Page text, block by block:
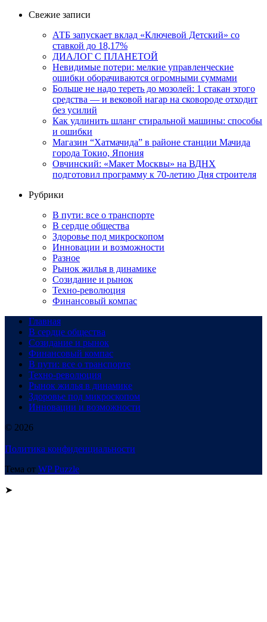
Свежие записи
АТБ запускает вклад «Ключевой Детский» со
ставкой до 18,17%
ДИАЛОГ С ПЛАНЕТОЙ
Невидимые потери: мелкие управленческие
ошибки оборачиваются огромными суммами
Больше не надо тереть до мозолей: 1 стакан этого
средства — и вековой нагар на сковороде отходит
без усилий
Как удлинить шланг стиральной машины: способы
и ошибки
Магазин “Хатмачида” в районе станции Мачида
города Токио, Япония
Овчинский: «Макет Москвы» на ВДНХ
подготовил программу к 70-летию Дня строителя
Рубрики
В пути: все о транспорте
В сердце общества
Здоровье под микроскопом
Инновации и возможности
Разное
Рынок жилья в динамике
Созидание и рынок
Техно-революция
Финансовый компас
Главная
В сердце общества
Созидание и рынок
Финансовый компас
В пути: все о транспорте
Техно-революция
Рынок жилья в динамике
Здоровье под микроскопом
Инновации и возможности
© 2026
Политика конфиденциальности
Тема от WP Puzzle
➤